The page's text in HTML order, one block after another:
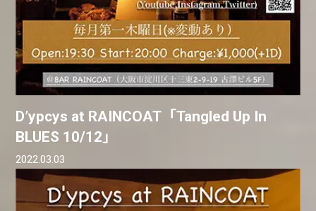
D’ypcys at RAINCOAT「Tangled Up In
BLUES 10/12」
2022.03.03